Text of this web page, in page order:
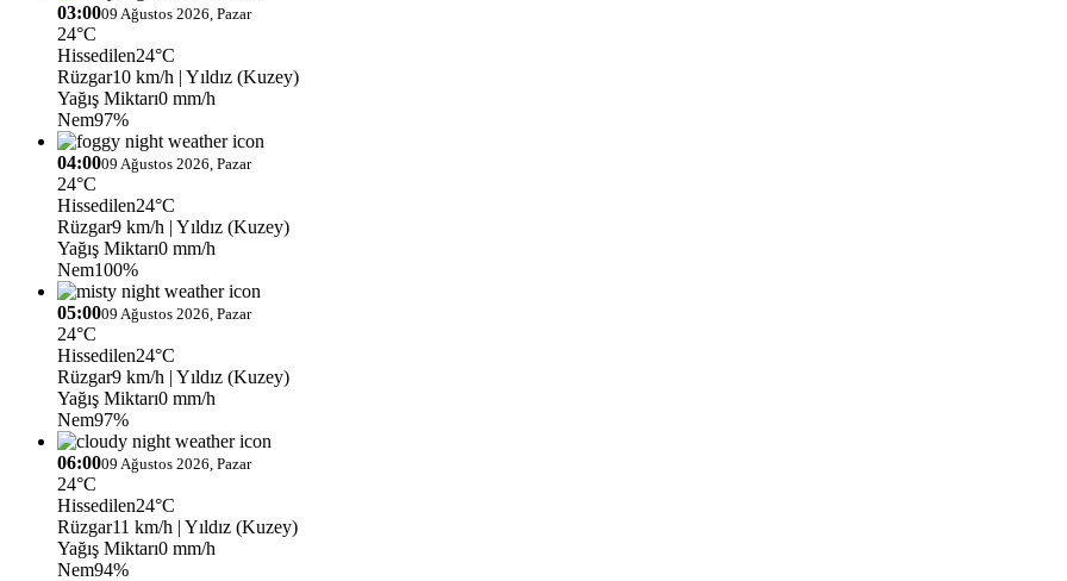
03:0009 Ağustos 2026, Pazar
24°C
Hissedilen24°C
Rüzgar10 km/h | Yıldız (Kuzey)
Yağış Miktarı0 mm/h
Nem97%
04:0009 Ağustos 2026, Pazar
24°C
Hissedilen24°C
Rüzgar9 km/h | Yıldız (Kuzey)
Yağış Miktarı0 mm/h
Nem100%
05:0009 Ağustos 2026, Pazar
24°C
Hissedilen24°C
Rüzgar9 km/h | Yıldız (Kuzey)
Yağış Miktarı0 mm/h
Nem97%
06:0009 Ağustos 2026, Pazar
24°C
Hissedilen24°C
Rüzgar11 km/h | Yıldız (Kuzey)
Yağış Miktarı0 mm/h
Nem94%